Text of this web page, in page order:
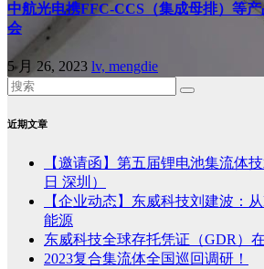
中航光电携FFC-CCS（集成母排）等
会
5 月 26, 2023 lv, mengdie
近期文章
【邀请函】第五届锂电池集流体
日 深圳）
【企业动态】东威科技刘建波：
能源
东威科技全球存托凭证（GDR）
2023复合集流体全国巡回调研！